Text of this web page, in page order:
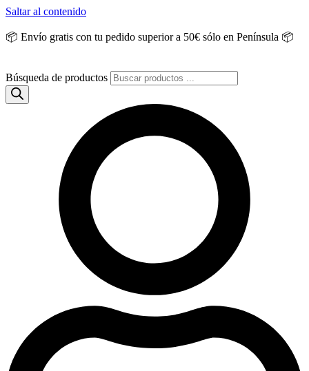
Saltar al contenido
📦 Envío gratis con tu pedido superior a 50€ sólo en Península 📦
Búsqueda de productos